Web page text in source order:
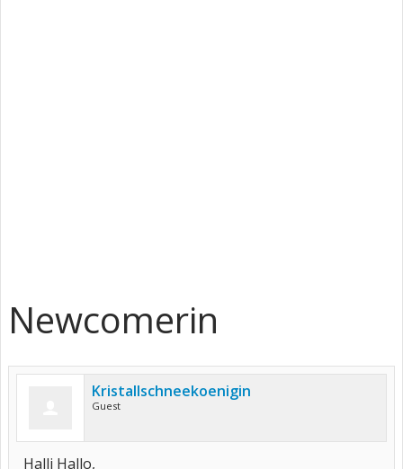
Newcomerin
Kristallschneekoenigin
Guest
Halli Hallo,